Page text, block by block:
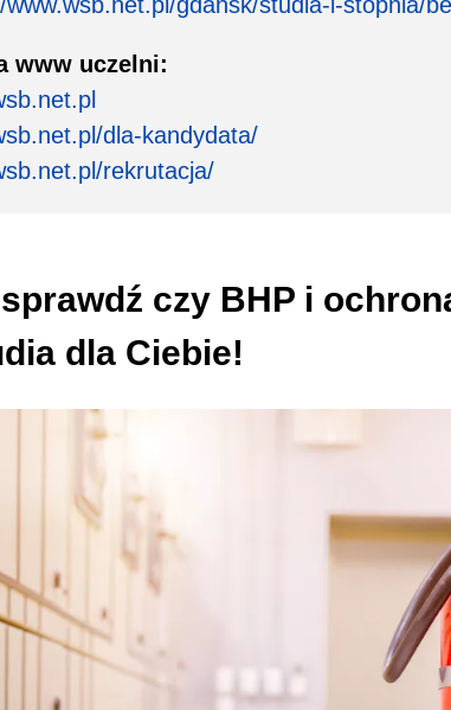
www uczelni:
dla-kandydata/
rekrutacja/
czy BHP i
dla Ciebie!